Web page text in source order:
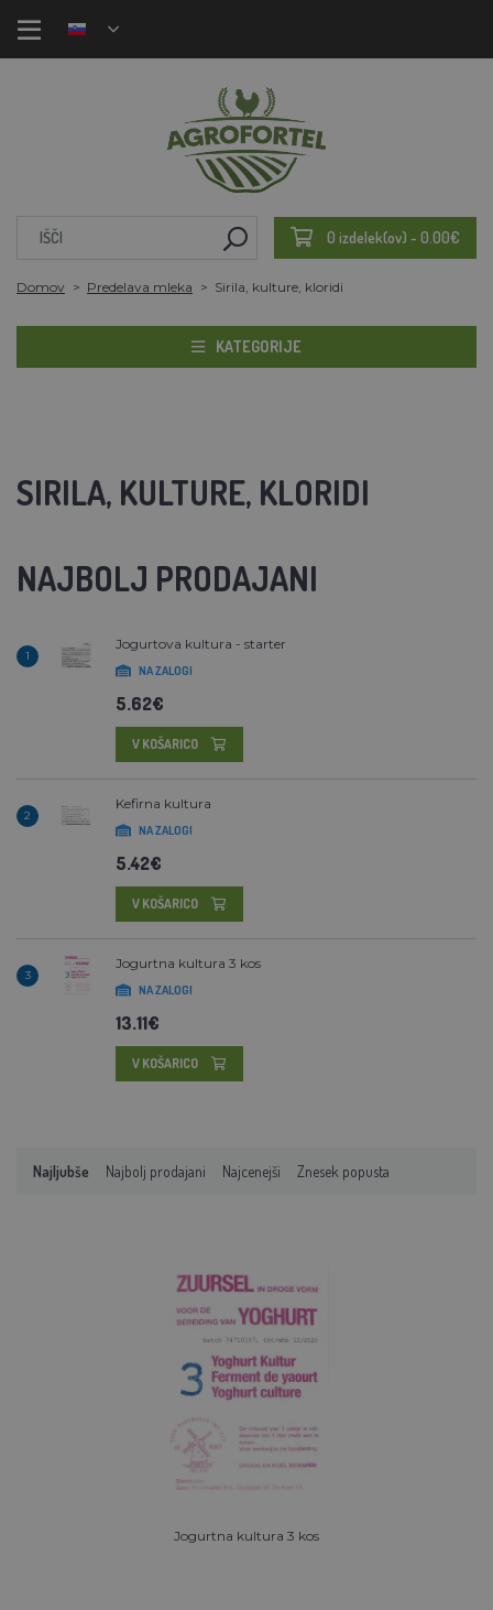
0 izdelek(ov) - 0.00€
Domov Predelava mleka Sirila, kulture, kloridi
KATEGORIJE
SIRILA, KULTURE, KLORIDI
NAJBOLJ PRODAJANI
1
Jogurtova kultura - starter
NA ZALOGI
5.62€
V KOŠARICO
2
Kefirna kultura
NA ZALOGI
5.42€
V KOŠARICO
3
Jogurtna kultura 3 kos
NA ZALOGI
13.11€
V KOŠARICO
Najljubše Najbolj prodajani Najcenejši Znesek popusta
Jogurtna kultura 3 kos